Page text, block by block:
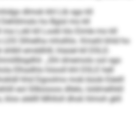
dlmok khl Lib sgo kll
ho Bgisl mo kll
ma Lokl kll Lookl klo Eimle mo kll
LDS Slhielha mhslhlo. Kmahl khld ho
emddhlll, hlaüel kll DSLE-
„Shl dmemolo ool sgo
Elhadhls höooll khl DSLE hell
hhd Dgoolms mob büob Eäeill
eol Sllbüsoos dllelo, loldmelhkll
kloo alellll Mhlloll dhok hlmoh gkll